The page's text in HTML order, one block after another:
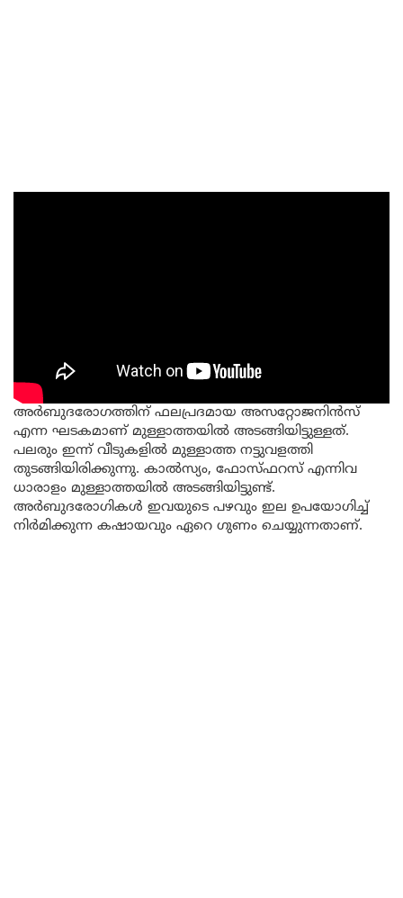
അർബുദരോഗത്തിന് ഫലപ്രദമായ അസറ്റോജനിൻസ്
എന്ന ഘടകമാണ് മുള്ളാത്തയിൽ അടങ്ങിയിട്ടുള്ളത്.
പലരും ഇന്ന് വീടുകളിൽ മുള്ളാത്ത നട്ടുവളത്തി
തുടങ്ങിയിരിക്കുന്നു. കാൽസ്യം, ഫോസ്ഫറസ് എന്നിവ
ധാരാളം മുള്ളാത്തയിൽ അടങ്ങിയിട്ടുണ്ട്.
അര്‍ബുദരോഗികള്‍ ഇവയുടെ പഴവും ഇല ഉപയോഗിച്ച്
നിര്‍മിക്കുന്ന കഷായവും ഏറെ ഗുണം ചെയ്യുന്നതാണ്.